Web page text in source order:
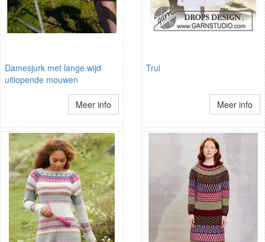
Damesjurk met lange wijd
uitlopende mouwen
Meer info
Trui
Meer info